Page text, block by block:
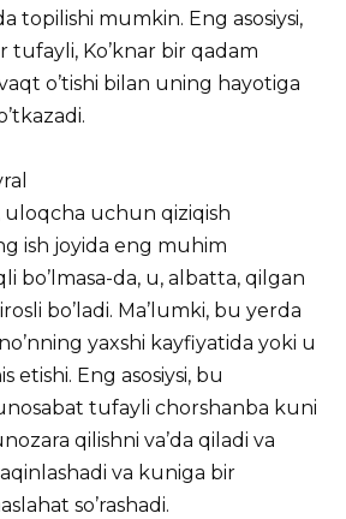
topilishi mumkin. Eng asosiysi,
Ko’knar bir qadam
o’tishi bilan uning hayotiga
uloqcha uchun qiziqish
ish joyida eng muhim
bo’lmasa-da, u, albatta, qilgan
bo’ladi. Ma’lumki, bu yerda
yaxshi kayfiyatida yoki u
etishi. Eng asosiysi, bu
tufayli chorshanba kuni
qilishni va’da qiladi va
va kuniga bir
so’rashadi.